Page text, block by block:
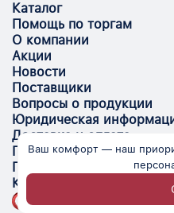
Каталог
Помощь по торгам
О компании
Акции
Новости
Поставщики
Вопросы о продукции
Юридическая
Доставка и оплата
Поставщикам
Помощь
Контакты
Ваш комфорт — наш